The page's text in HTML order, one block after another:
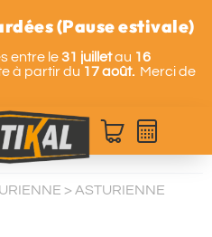
(Pause estivale)
entre le31 juilletau 16
à partir du 17 août. Merci de
> ASTURIENNE